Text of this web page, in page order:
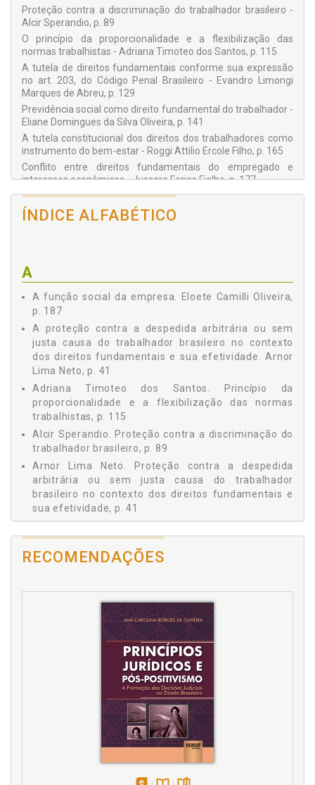
Proteção contra a discriminação do trabalhador brasileiro -
Alcir Sperandio, p. 89
O princípio da proporcionalidade e a flexibilização das
normas trabalhistas - Adriana Timoteo dos Santos, p. 115
A tutela de direitos fundamentais conforme sua expressão
no art. 203, do Código Penal Brasileiro - Evandro Limongi
Marques de Abreu, p. 129
Previdência social como direito fundamental do trabalhador -
Eliane Domingues da Silva Oliveira, p. 141
A tutela constitucional dos direitos dos trabalhadores como
instrumento do bem-estar - Roggi Attilio Ercole Filho, p. 165
Conflito entre direitos fundamentais do empregado e
interesses econômicos - Jussara Farias Fialho, p. 177
A função social da empresa - Eloete Camilli Oliveira, p. 187
O princípio do duplo grau de jurisdição: conceito e
Júnior, p. 231
ÍNDICE ALFABÉTICO
A
A função social da empresa. Eloete Camilli Oliveira,
p. 187
A proteção contra a despedida arbitrária ou sem
justa causa do trabalhador brasileiro no contexto
dos direitos fundamentais e sua efetividade. Arnor
Lima Neto, p. 41
Adriana Timoteo dos Santos. Princípio da
proporcionalidade e a flexibilização das normas
trabalhistas, p. 115
Alcir Sperandio. Proteção contra a discriminação do
trabalhador brasileiro, p. 89
Arnor Lima Neto. Proteção contra a despedida
arbitrária ou sem justa causa do trabalhador
brasileiro no contexto dos direitos fundamentais e
sua efetividade, p. 41
B
Bem-estar social. Tutela constitucional dos direitos
Roggi Attilio Ercole Filho, p. 165
Código Penal. Tutela de direitos fundamentais
conforme sua expressão no art. 203, do Código
Penal brasileiro. Evandro Limongi Marques de Abreu,
Conceito. O princípio do duplo grau de jurisdição:
conceito e interpretação à luz dos princípios
constitucionais. Ludmilo Sene., p. 207
RECOMENDAÇÕES